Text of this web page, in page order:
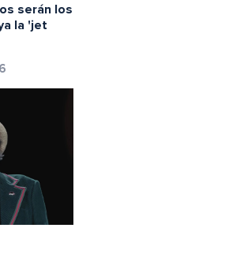
serán los
la 'jet